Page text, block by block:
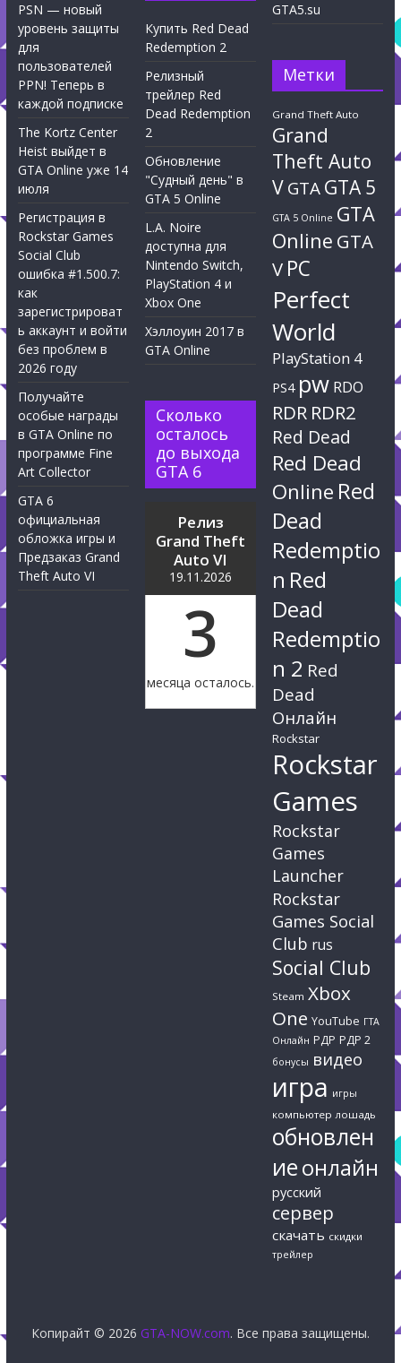
PSN — новый
уровень защиты
для
пользователей
PPN! Теперь в
каждой подписке
The Kortz Center
Heist выйдет в
GTA Online уже 14
июля
Регистрация в
Rockstar Games
Social Club
ошибка #1.500.7:
как
зарегистрироват
ь аккаунт и войти
без проблем в
2026 году
Получайте
особые награды
в GTA Online по
программе Fine
Art Collector
GTA 6
официальная
обложка игры и
Предзаказ Grand
Theft Auto VI
Купить Red Dead
Redemption 2
Релизный
трейлер Red
Dead Redemption
2
Обновление
"Судный день" в
GTA 5 Online
L.A. Noire
доступна для
Nintendo Switch,
PlayStation 4 и
Xbox One
Хэллоуин 2017 в
GTA Online
Сколько
осталось
до выхода
GTA 6
Релиз
Grand Theft
Auto VI
19.11.2026
3
месяца осталось.
GTA5.su
Метки
Grand Theft Auto
Grand
Theft Auto
VGTAGTA 5
GTA 5 Online GTA
Online GTA
V PC
Perfect
World
PlayStation 4
PS4 pw RDO
RDR RDR2
Red Dead
Red Dead
Online Red
Dead
Redemptio
n Red
Dead
Redemptio
n 2 Red
Dead
Онлайн
Rockstar
Rockstar
Games
Rockstar
Games
Launcher
Rockstar
Games Social
Club rus
Social Club
Steam Xbox
One YouTube ГТА
Онлайн РДР РДР 2
бонусы видео
игра игры
компьютер лошадь
обновлен
иеонлайн
русский
сервер
скачать скидки
трейлер
Копирайт © 2026 GTA-NOW.com. Все права защищены.